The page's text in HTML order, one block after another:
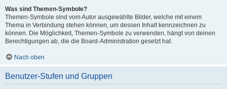
Was sind Themen-Symbole?
Themen-Symbole sind vom Autor ausgewählte Bilder, welche mit einem
Thema in Verbindung stehen können, um dessen Inhalt kennzeichnen zu
können. Die Möglichkeit, Themen-Symbole zu verwenden, hängt von deinen
Berechtigungen ab, die die Board-Administration gesetzt hat.
Nach oben
Benutzer-Stufen und Gruppen